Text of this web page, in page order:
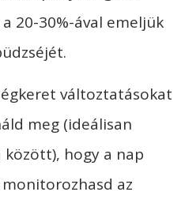
20-30%-ával emeljük
változtatásokat
meg (ideálisan
között), hogy a nap
az